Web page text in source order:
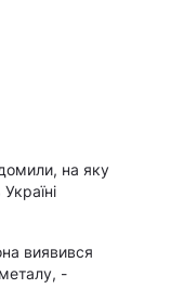
на яку
виявився
-